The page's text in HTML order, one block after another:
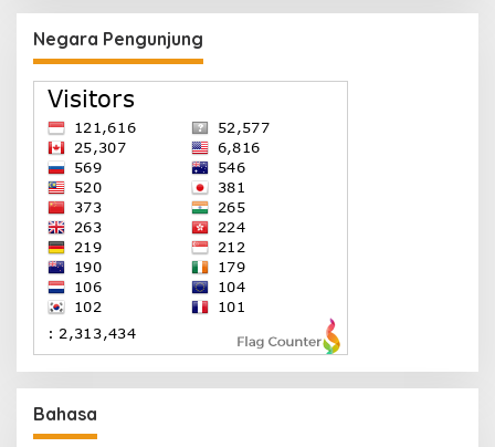
Negara Pengunjung
Bahasa